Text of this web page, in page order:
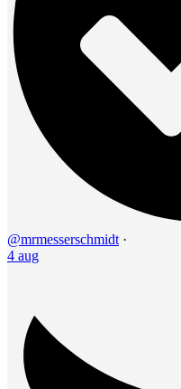
@mrmesserschmidt ·
4 aug